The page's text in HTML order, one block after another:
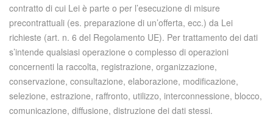
contratto di cui Lei è parte o per l’esecuzione di misure
precontrattuali (es. preparazione di un’offerta, ecc.) da Lei
richieste (art. n. 6 del Regolamento UE). Per trattamento dei dati
s’intende qualsiasi operazione o complesso di operazioni
concernenti la raccolta, registrazione, organizzazione,
conservazione, consultazione, elaborazione, modificazione,
selezione, estrazione, raffronto, utilizzo, interconnessione, blocco,
comunicazione, diffusione, distruzione dei dati stessi.